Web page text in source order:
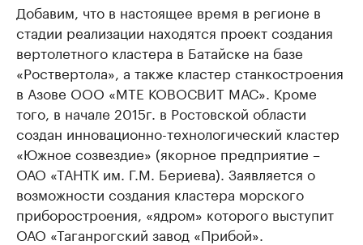
Добавим, что в настоящее время в регионе в
стадии реализации находятся проект создания
вертолетного кластера в Батайске на базе
«Роствертола», а также кластер станкостроения
в Азове ООО «МТЕ КОВОСВИТ МАС». Кроме
того, в начале 2015г. в Ростовской области
создан инновационно-технологический кластер
«Южное созвездие» (якорное предприятие –
ОАО «ТАНТК им. Г.М. Бериева). Заявляется о
возможности создания кластера морского
приборостроения, «ядром» которого выступит
ОАО «Таганрогский завод «Прибой».